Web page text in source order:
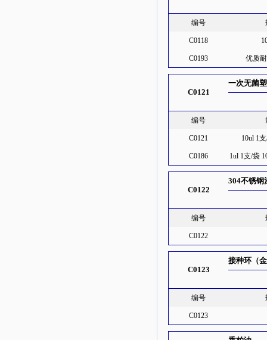
编号
C0118
C0193 优质
C0121
一次无菌
编号
C0121 10ul 1
C0186 1ul 1支/袋
C0122
304不锈钢
编号
C0122
C0123
接种环（
编号
C0123